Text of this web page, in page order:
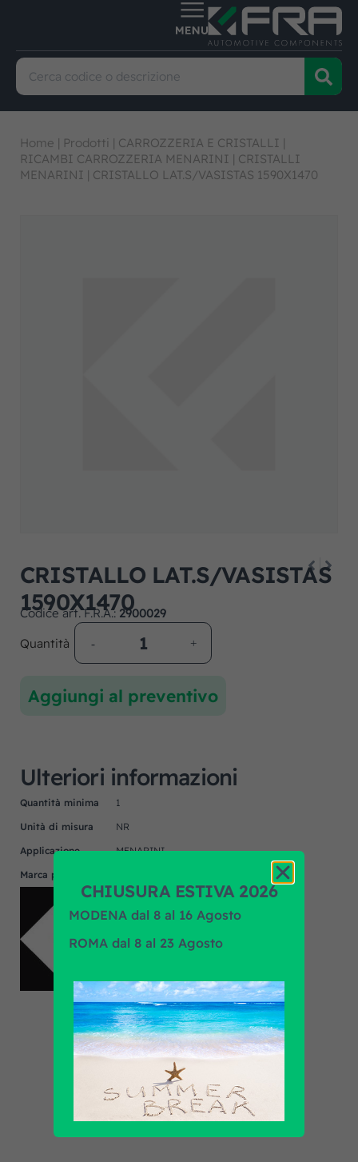
Home | Prodotti | CARROZZERIA E CRISTALLI |
RICAMBI CARROZZERIA MENARINI | CRISTALLI
MENARINI | CRISTALLO LAT.S/VASISTAS 1590X1470
CRISTALLO LAT.S/VASISTAS
1590X1470
Codice art. F.R.A.: 2900029
Quantità
Aggiungi al preventivo
Ulteriori informazioni
Quantità minima
1
Unità di misura
NR
Applicazione
MENARINI
Marca prodotto
Scopri tutti i prodotti
CHIUSURA ESTIVA 2026
MODENA dal 8 al 16 Agosto
ROMA dal 8 al 23 Agosto